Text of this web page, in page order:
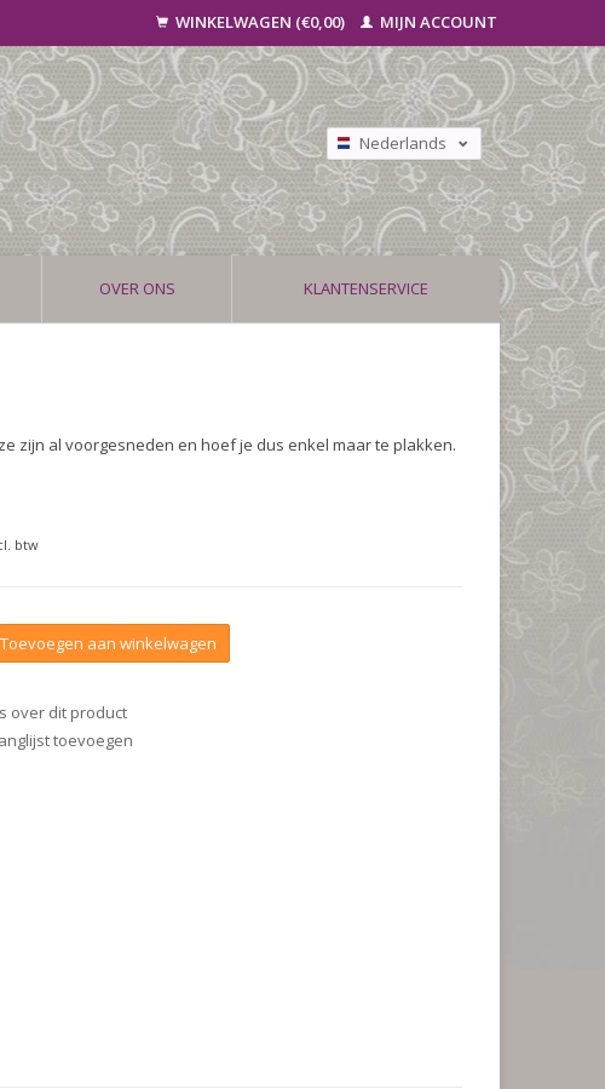
WINKELWAGEN (€0,00) MIJN ACCOUNT
Nederlands
Deutsch
Français
OVER ONS KLANTENSERVICE
zijn al voorgesneden en hoef je dus enkel maar te plakken.
btw
Toevoegen aan winkelwagen
over dit product
toevoegen